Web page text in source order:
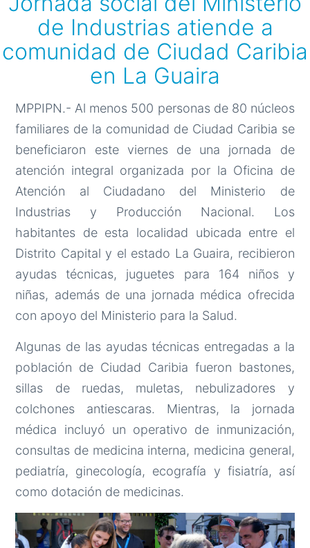
de Industrias atiende a
comunidad de Ciudad Caribia
en La Guaira
MPPIPN.- Al menos 500 personas de 80 núcleos
familiares de la comunidad de Ciudad Caribia se
beneficiaron este viernes de una jornada de
atención integral organizada por la Oficina de
Atención al Ciudadano del Ministerio de
Industrias y Producción Nacional. Los
habitantes de esta localidad ubicada entre el
Distrito Capital y el estado La Guaira, recibieron
ayudas técnicas, juguetes para 164 niños y
niñas, además de una jornada médica ofrecida
con apoyo del Ministerio para la Salud.
Algunas de las ayudas técnicas entregadas a la
población de Ciudad Caribia fueron bastones,
sillas de ruedas, muletas, nebulizadores y
colchones antiescaras. Mientras, la jornada
médica incluyó un operativo de inmunización,
consultas de medicina interna, medicina general,
pediatría, ginecología, ecografía y fisiatría, así
como dotación de medicinas.